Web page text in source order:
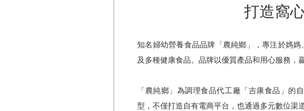
打造窩
知名婦幼營養食品品牌「農純鄉」，專注於媽
及多種健康食品。品牌以優質產品和用心服務，
「農純鄉」為調理食品代工廠「吉康食品」
型，不僅打造自有電商平台，也通過多元數位渠